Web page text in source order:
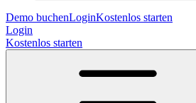
Demo buchenLoginKostenlos starten
Login
Kostenlos starten